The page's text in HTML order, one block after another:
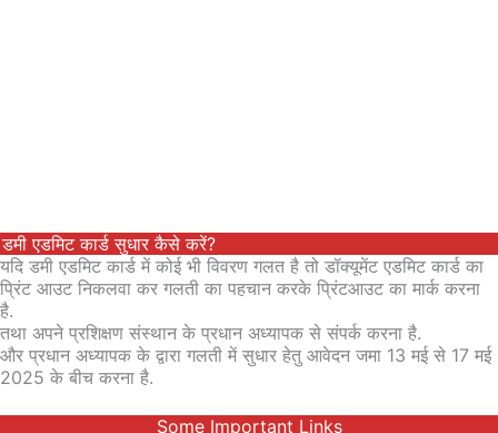
डमी एडमिट कार्ड सुधार कैसे करें?
यदि डमी एडमिट कार्ड में कोई भी विवरण गलत है तो डॉक्यूमेंट एडमिट कार्ड का
प्रिंट आउट निकलवा कर गलती का पहचान करके प्रिंटआउट का मार्क करना
है.
तथा अपने प्रशिक्षण संस्थान के प्रधान अध्यापक से संपर्क करना है.
और प्रधान अध्यापक के द्वारा गलती में सुधार हेतु आवेदन जमा 13 मई से 17 मई
2025 के बीच करना है.
Some Important Links